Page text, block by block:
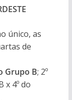
único, as
de
Grupo B; 2º
x 4º do